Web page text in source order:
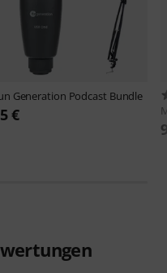
Generation Podcast Bundle
€